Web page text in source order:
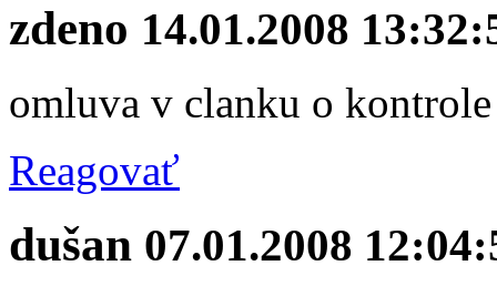
zdeno 14.01.2008
omluva v clanku o
Reagovať
dušan 07.01.2008